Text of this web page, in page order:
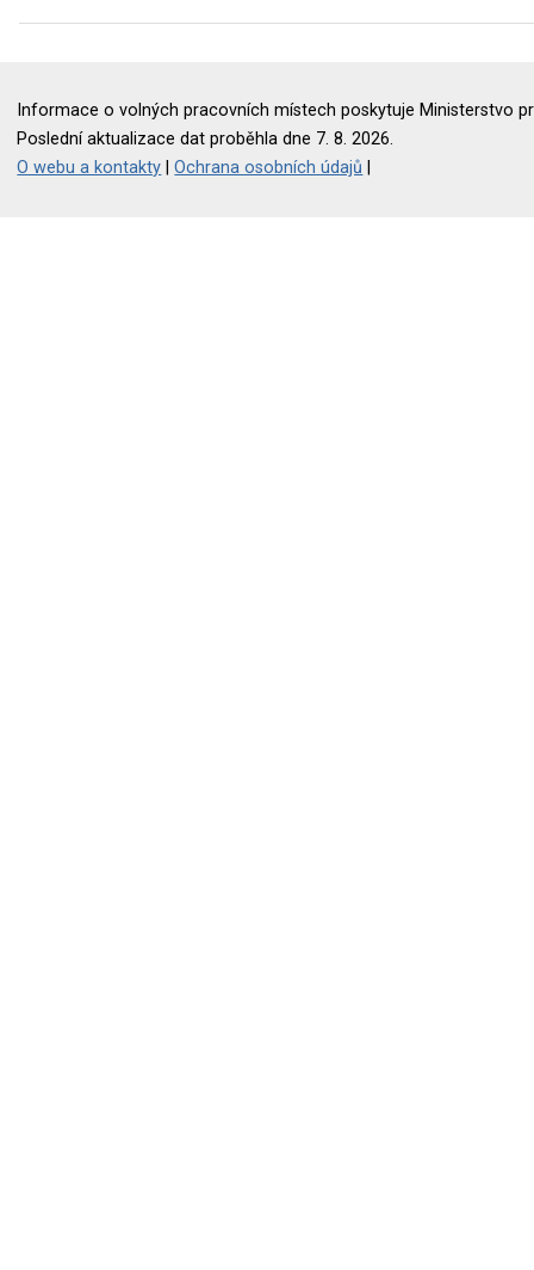
Informace o volných pracovních místech poskytuje Ministerstvo
Poslední aktualizace dat proběhla dne 7. 8. 2026.
O webu a kontakty |Ochrana osobních údajů